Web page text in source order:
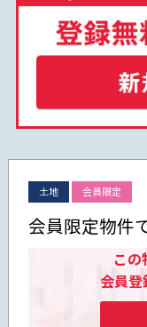
土地 会員限定
会員限定物件
この
会員登